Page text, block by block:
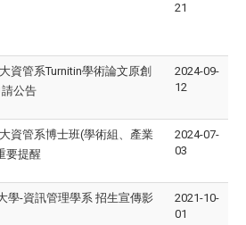
21
資管系Turnitin學術論文原創
公告
2024-09-
12
資管系博士班(學術組、產業
要提醒
2024-07-
03
學-資訊管理學系 招生宣傳影
2021-10-
01